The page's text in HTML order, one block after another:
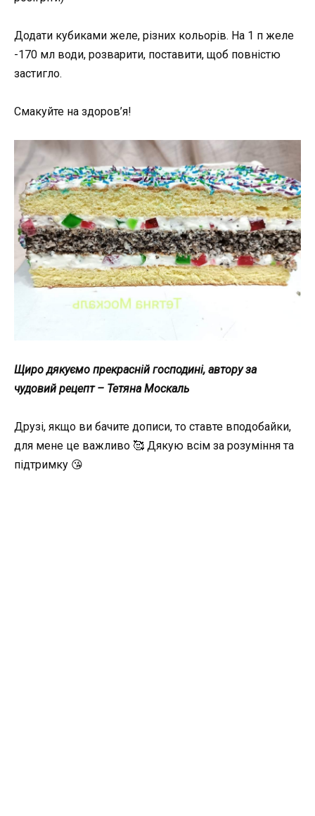
Додати кубиками желе, різних кольорів. На 1 п желе
-170 мл води, розварити, поставити, щоб повністю
застигло.
Смакуйте на здоров’я!
Щиро дякуємо прекрасній господині, автору за
чудовий рецепт – Тетяна Москаль
Друзі, якщо ви бачите дописи, то ставте вподобайки,
для мене це важливо 🥰 Дякую всім за розуміння та
підтримку 😘